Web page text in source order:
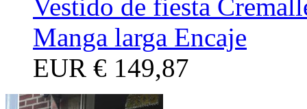
Vestido de fiesta
Manga larga Encaje
EUR € 149,87